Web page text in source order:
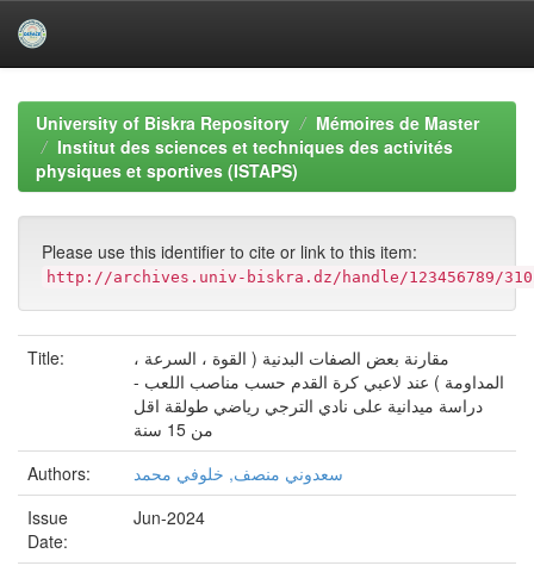
navigationUniversity of Biskra Repository
Mémoires de Master
Institut des sciences et techniques des activités
physiques et sportives (ISTAPS)
Please use this identifier to cite or link to this item:
http://archives.univ-biskra.dz/handle/123456789/
Title:
مقارنة بعض الصفات البدنية ( القوة ، السرعة ،
المداومة ) عند لاعبي كرة القدم حسب مناصب اللعب -
دراسة ميدانية على نادي الترجي رياضي طولقة اقل
من 15 سنة
Authors:
سعدوني منصف, خلوفي محمد
Issue
Date:
Jun-2024